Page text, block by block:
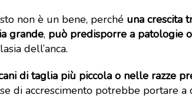
non è un bene, perché una crescita
grande, può predisporre a patologie
dell’anca.
di taglia più piccola o nelle razze
di accrescimento potrebbe portare a